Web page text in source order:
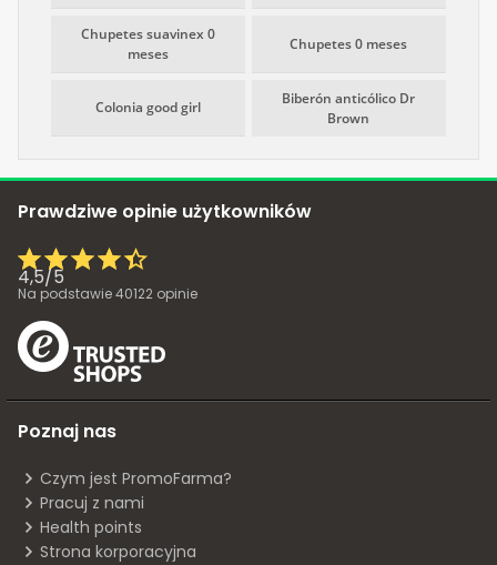
Chupetes suavinex 0
meses
Chupetes 0 meses
Colonia good girl
Biberón anticólico Dr
Brown
Prawdziwe opinie użytkowników
4,5/5
Na podstawie40122 opinie
Poznaj nas
Czym jest PromoFarma?
Pracuj z nami
Health points
Strona korporacyjna